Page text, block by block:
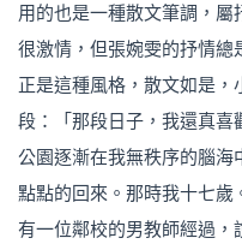
用的也是一種散文筆調，
很激情，但張婉雯的抒情總
正是這種風格，散文如是
段：「那段日子，我還真
公園逐漸在我無秩序的腦
點點的回來。那時我十七歲
有一位鄰校的男教師經過，